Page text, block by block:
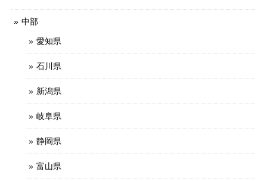
中部
愛知県
石川県
新潟県
岐阜県
静岡県
富山県